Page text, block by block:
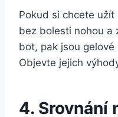
Pokud ‌si ⁤chcete
bez bolesti nohou a
bot, pak ​jsou
Objevte jejich
4. Srovnání